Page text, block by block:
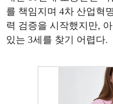
를 책임지며 4차 산업혁
력 검증을 시작했지만,
있는 3세를 찾기 어렵다.